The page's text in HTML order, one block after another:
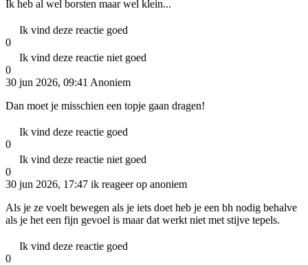
Ik heb al wel borsten maar wel klein...
Ik vind deze reactie goed
0
Ik vind deze reactie niet goed
0
30 jun 2026, 09:41 Anoniem
Dan moet je misschien een topje gaan dragen!
Ik vind deze reactie goed
0
Ik vind deze reactie niet goed
0
30 jun 2026, 17:47 ik reageer op anoniem
Als je ze voelt bewegen als je iets doet heb je een bh nodig behalve
als je het een fijn gevoel is maar dat werkt niet met stijve tepels.
Ik vind deze reactie goed
0